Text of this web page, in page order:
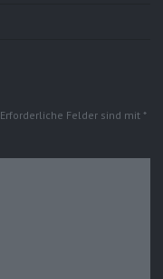
Erforderliche Felder sind mit *